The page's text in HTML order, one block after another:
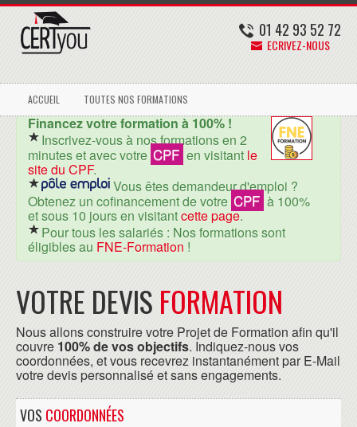
01 42 93 52 72
ECRIVEZ-NOUS
ACCUEIL TOUTES NOS FORMATIONS
Financez votre formation à 100% !
Inscrivez-vous à nos formations en 2
minutes et avec votre CPF en visitant le
site du CPF.
Vous êtes demandeur d'emploi ?
Obtenez un cofinancement de votre CPF à 100%
et sous 10 jours en visitantcette page.
Pour tous les salariés : Nos formations sont
éligibles au FNE-Formation !
VOTRE DEVIS FORMATION
Nous allons construire votre Projet de Formation afin qu'il
couvre 100% de vos objectifs. Indiquez-nous vos
coordonnées, et vous recevrez instantanément par E-Mail
votre devis personnalisé et sans engagements.
VOS COORDONNÉES